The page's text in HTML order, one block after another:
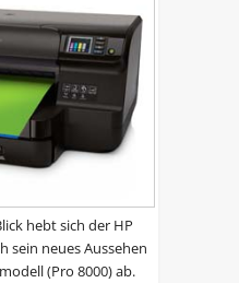
hebt sich der HP
sein neues Aussehen
(Pro 8000) ab.